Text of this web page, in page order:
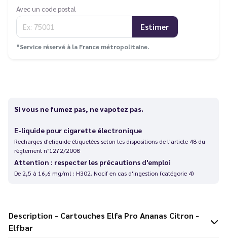
Avec un code postal
Estimer
*Service réservé à la France métropolitaine.
Si vous ne fumez pas, ne vapotez pas.
E-liquide pour cigarette électronique
Recharges d'eliquide étiquetées selon les dispositions de l'article 48 du
règlement n°1272/2008
Attention : respecter les précautions d'emploi
De 2,5 à 16,6 mg/ml : H302. Nocif en cas d'ingestion (catégorie 4)
Description - Cartouches Elfa Pro Ananas Citron -
Elfbar